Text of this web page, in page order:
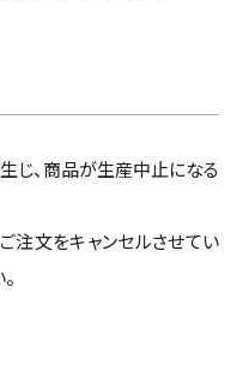
じ、商品が生産中止になる
注文をキャンセルさせてい